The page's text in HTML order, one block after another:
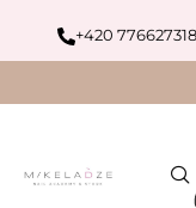
+420 776627318